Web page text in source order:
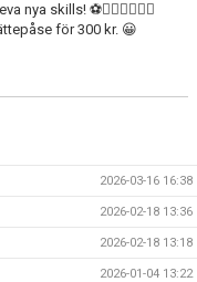
nya skills! ⚽️🏃🏻‍♂️🏃🏽‍♀️
för 300 kr. 😀
2026-03-16 16:38
2026-02-18 13:36
2026-02-18 13:18
2026-01-04 13:22